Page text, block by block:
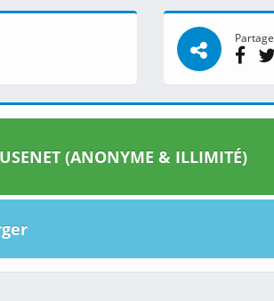
Partage
(ANONYME & ILLIMITÉ)